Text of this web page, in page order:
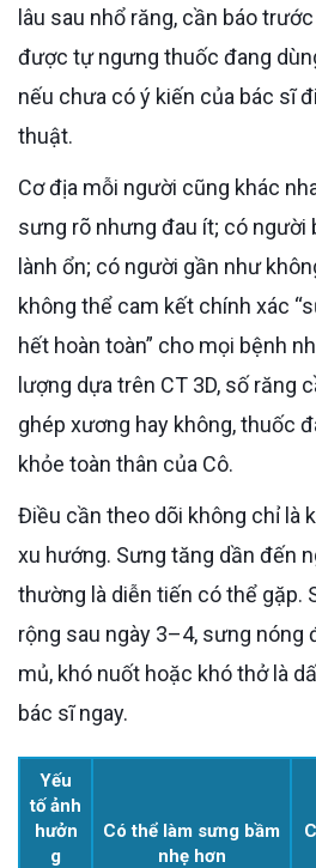
lâu sau nhổ răng, cần báo
được tự ngưng thuốc đang
nếu chưa có ý kiến của bác sĩ
thuật.
Cơ địa mỗi người cũng khác nhau. Có bệnh nhân
sưng rõ nhưng đau ít; có người
lành ổn; có người gần như
không thể cam kết chính xác
hết hoàn toàn” cho mọi bệnh
lượng dựa trên CT 3D, số răng
ghép xương hay không, thuốc
khỏe toàn thân của Cô.
Điều cần theo dõi không chỉ là kích thước sưng, mà là
xu hướng. Sưng tăng dần đến
thường là diễn tiến có thể gặp.
rộng sau ngày 3–4, sưng nóng
mủ, khó nuốt hoặc khó thở là
bác sĩ ngay.
Yếu
tố ảnh
hưởn
g
Có thể làm sưng bầm
nhẹ hơn